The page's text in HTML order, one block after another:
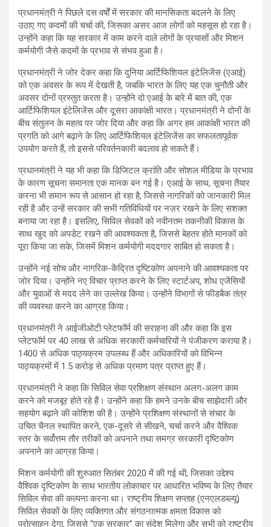
प्रधानमंत्री ने पिछले दस वर्षों में सरकार की मानसिकता बदलने के लिए
उठाए गए कदमों की चर्चा की, जिसका असर आज लोगों को महसूस हो रहा है।
उन्होंने कहा कि यह सरकार में काम करने वाले लोगों के प्रयासों और मिशन
कर्मयोगी जैसे कदमों के प्रभाव से संभव हुआ है।
प्रधानमंत्री ने जोर देकर कहा कि दुनिया आर्टिफिशियल इंटेलिजेंस (एआई)
को एक अवसर के रूप में देखती है, जबकि भारत के लिए यह एक चुनौती और
अवसर दोनों प्रस्तुत करता है। उन्होंने दो एआई के बारे में बात की, एक
आर्टिफिशियल इंटेलिजेंस और दूसरा आकांक्षी भारत। प्रधानमंत्री ने दोनों के
बीच संतुलन के महत्व पर जोर दिया और कहा कि अगर हम आकांक्षी भारत की
प्रगति को आगे बढ़ाने के लिए आर्टिफिशियल इंटेलिजेंस का सफलतापूर्वक
उपयोग करते हैं, तो इससे परिवर्तनकारी बदलाव हो सकते हैं।
प्रधानमंत्री ने यह भी कहा कि डिजिटल क्रांति और सोशल मीडिया के प्रभाव
के कारण सूचना समानता एक मानक बन गई है। एआई के साथ, सूचना तैयार
करना भी समान रूप से आसान हो रहा है, जिससे नागरिकों को जानकारी मिल
रही है और उन्हें सरकार की सभी गतिविधियों पर नज़र रखने के लिए सशक्त
बनाया जा रहा है। इसलिए, सिविल सेवकों को नवीनतम तकनीकी विकास के
साथ खुद को अपडेट रखने की आवश्यकता है, जिससे बेहतर होते मानकों को
पूरा किया जा सके, जिसमें मिशन कर्मयोगी मददगार साबित हो सकता है।
उन्होंने नई सोच और नागरिक-केंद्रित दृष्टिकोण अपनाने की आवश्यकता पर
जोर दिया। उन्होंने नए विचार प्राप्त करने के लिए स्टार्टअप, शोध एजेंसियों
और युवाओं से मदद लेने का उल्लेख किया। उन्होंने विभागों से फीडबैक तंत्र
की व्यवस्था करने का आग्रह किया।
प्रधानमंत्री ने आईजीओटी प्लेटफॉर्म की सराहना की और कहा कि इस
प्लेटफॉर्म पर 40 लाख से अधिक सरकारी कर्मचारियों ने पंजीकरण कराया है।
1400 से अधिक पाठ्यक्रम उपलब्ध हैं और अधिकारियों को विभिन्न
पाठ्यक्रमों में 1.5 करोड़ से अधिक प्रमाण पत्र प्राप्त हुए हैं।
प्रधानमंत्री ने कहा कि सिविल सेवा प्रशिक्षण संस्थान अलग-अलग काम
करने को मजबूर होते रहे हैं। उन्होंने कहा कि हमने उनके बीच साझेदारी और
सहयोग बढ़ाने की कोशिश की है। उन्होंने प्रशिक्षण संस्थानों से संचार के
उचित चैनल स्थापित करने, एक-दूसरे से सीखने, चर्चा करने और वैश्विक
स्तर के सर्वोत्तम तौर तरीकों को अपनाने तथा समग्र सरकारी दृष्टिकोण
अपनाने का आग्रह किया।
मिशन कर्मयोगी की शुरुआत सितंबर 2020 में की गई थी, जिसका उद्देश्य
वैश्विक दृष्टिकोण के साथ भारतीय लोकाचार पर आधारित भविष्य के लिए तैयार
सिविल सेवा की कल्पना करना था। राष्ट्रीय शिक्षण सप्ताह (एनएलडब्ल्यू)
सिविल सेवकों के लिए व्यक्तिगत और संगठनात्मक क्षमता विकास को
प्रोत्साहन देगा, जिससे “एक सरकार” का संदेश मिलेगा और सभी को राष्ट्रीय